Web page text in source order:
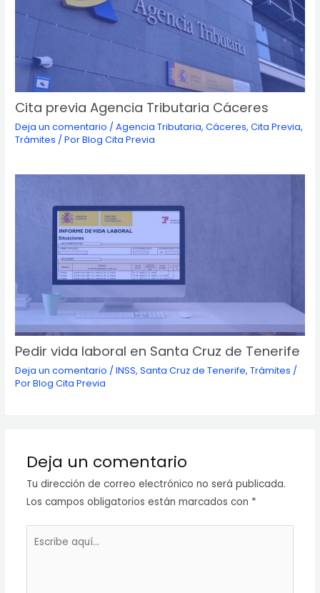
Cita previa Agencia Tributaria Cáceres
Deja un comentario /Agencia Tributaria,Cáceres,Cita Previa,
Trámites / PorBlog Cita Previa
Pedir vida laboral en Santa Cruz de Tenerife
Deja un comentario /INSS,Santa Cruz de Tenerife,Trámites /
PorBlog Cita Previa
Deja un comentario
Tu dirección de correo electrónico no será publicada.
Los campos obligatorios están marcados con *